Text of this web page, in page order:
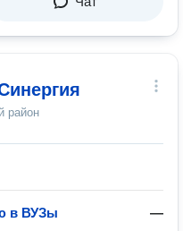
район
в ВУЗы —